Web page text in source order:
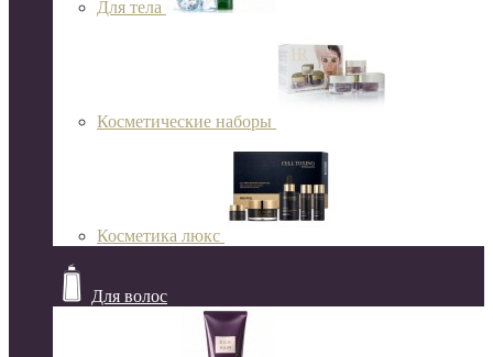
Для тела
Косметические наборы
Косметика люкс
Для волос